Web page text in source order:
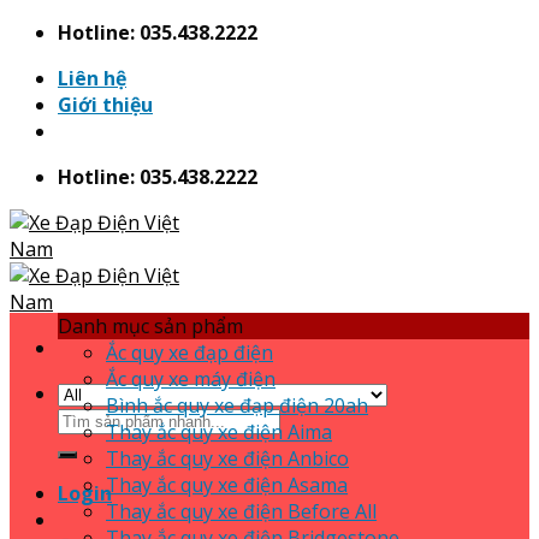
Skip
content
Hotline: 035.438.2222
Liên hệ
Giới thiệu
Hotline: 035.438.2222
Search
for:
Login
Danh mục sản phẩm
Ắc quy xe đạp điện
Ắc quy xe máy điện
Bình ắc quy xe đạp điện 20ah
Thay ắc quy xe điện Aima
Thay ắc quy xe điện Anbico
Thay ắc quy xe điện Asama
Thay ắc quy xe điện Before All